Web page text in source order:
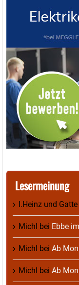
Lesermeinung
I.Heinz und Gatte
Michl bei Ebbe
Michl bei Ab
Michl bei Ab